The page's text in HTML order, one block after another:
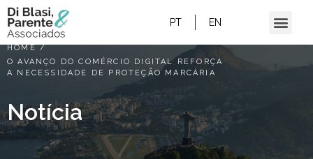
PT EN
HOME /
O AVANÇO DO COMÉRCIO DIGITAL REFORÇA
A NECESSIDADE DE PROTEÇÃO MARCÁRIA
Notícia